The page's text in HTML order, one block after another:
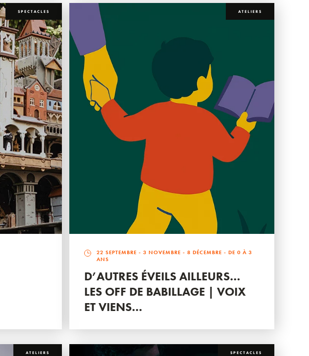
SPECTACLES ATELIERS
22 SEPTEMBRE -3 NOVEMBRE -8 DÉCEMBRE - DE 0 À 3
ANS
D’AUTRES ÉVEILS AILLEURS…
LES OFF DE BABILLAGE | VOIX
ET VIENS…
ATELIERS SPECTACLES